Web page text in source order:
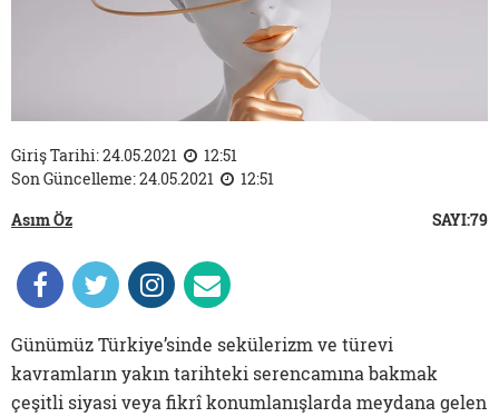
Giriş Tarihi: 24.05.2021
12:51
Son Güncelleme: 24.05.2021
12:51
Asım Öz
SAYI:79
Günümüz Türkiye’sinde sekülerizm ve türevi
kavramların yakın tarihteki serencamına bakmak
çeşitli siyasi veya fikrî konumlanışlarda meydana gelen